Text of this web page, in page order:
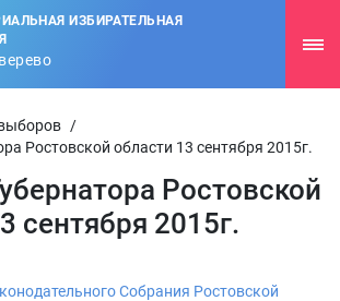
ИЗБИРАТЕЛЬНАЯ
/
Ростовской области 13 сентября 2015г.
Ростовской
сентября 2015г.
Собрания Ростовской